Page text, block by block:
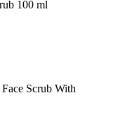
100 ml
Scrub With